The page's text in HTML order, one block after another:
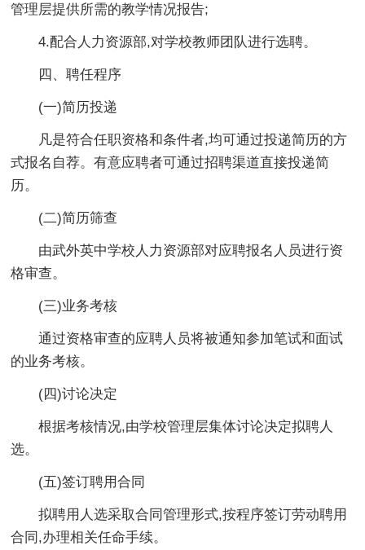
管理层提供所需的教学情况报告;
4.配合人力资源部,对学校教师团队进行选聘。
四、聘任程序
(一)简历投递
凡是符合任职资格和条件者,均可通过投递简历的方
式报名自荐。有意应聘者可通过招聘渠道直接投递简
历。
(二)简历筛查
由武外英中学校人力资源部对应聘报名人员进行资
格审查。
(三)业务考核
通过资格审查的应聘人员将被通知参加笔试和面试
的业务考核。
(四)讨论决定
根据考核情况,由学校管理层集体讨论决定拟聘人
选。
(五)签订聘用合同
拟聘用人选采取合同管理形式,按程序签订劳动聘用
合同,办理相关任命手续。